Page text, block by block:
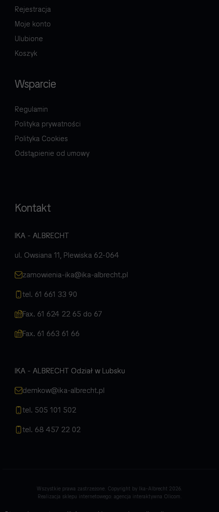
Rejestracja
Moje konto
Ulubione
Koszyk
Wsparcie
Regulamin
Polityka prywatności
Polityka Cookies
Odstąpienie od umowy
Kontakt
IKA - ALBRECHT
ul. Owsiana 11, Plewiska 62-064
zamowienia-ika@ika-albrecht.pl
tel. 61 661 33 90
Fax. 61 624 22 65 do 67
Fax. 61 663 61 66
IKA - ALBRECHT Odział w Lubsku
demkow@ika-albrecht.pl
tel. 505 101 502
tel. 68 457 22 02
Wszystkie prawa zastrzeżone. Copyright by Ika-Albrecht 2026.
Realizacja sklepu internetowego: agencja interaktywna Olicom.